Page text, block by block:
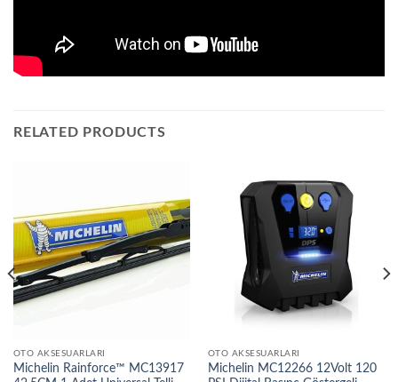
RELATED PRODUCTS
OTO AKSESUARLARI
Michelin Rainforce™ MC13917
OTO AKSESUARLARI
Michelin MC12266 12Volt 120